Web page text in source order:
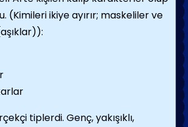
(Kimileri ikiye ayırır; maskeliler ve
tiplerdi. Genç, yakışıklı,